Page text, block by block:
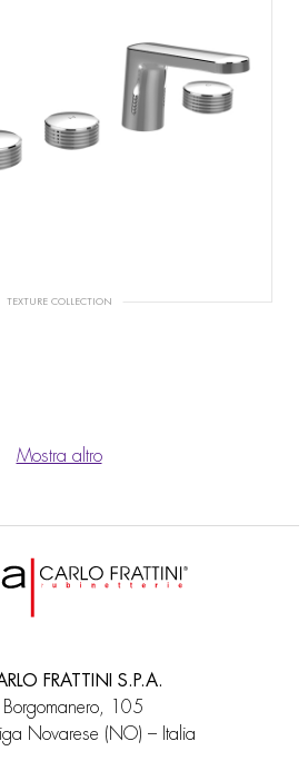
TEXTURE COLLECTION
Mostra altro
FRATTINI S.P.A.
Borgomanero, 105
Novarese (NO) – Italia